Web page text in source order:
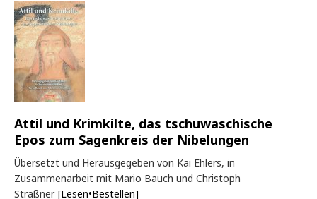
Attil und Krimkilte, das tschuwaschische
Epos zum Sagenkreis der Nibelungen
Übersetzt und Herausgegeben von Kai Ehlers, in
Zusammenarbeit mit Mario Bauch und Christoph
Sträßner [Lesen•Bestellen]